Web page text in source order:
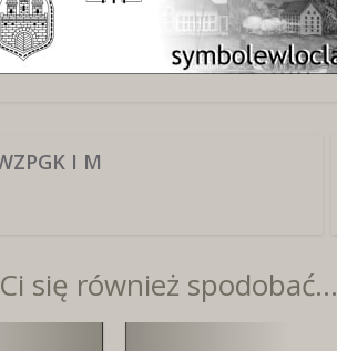
I M
się również spodobać...